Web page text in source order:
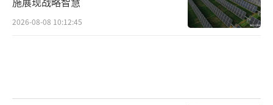
2026-08-08 10:12:45